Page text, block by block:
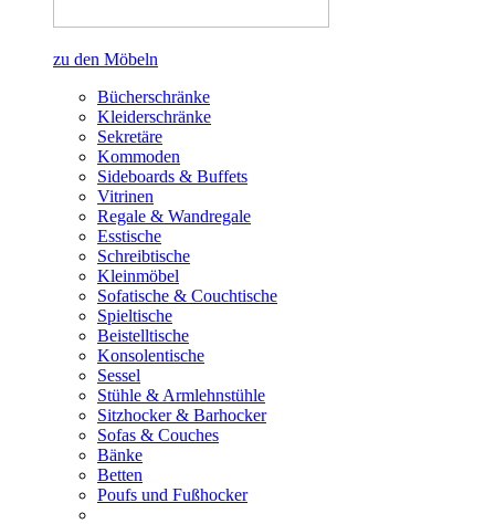
zu den Möbeln
Bücherschränke
Kleiderschränke
Sekretäre
Kommoden
Sideboards & Buffets
Vitrinen
Regale & Wandregale
Esstische
Schreibtische
Kleinmöbel
Sofatische & Couchtische
Spieltische
Beistelltische
Konsolentische
Sessel
Stühle & Armlehnstühle
Sitzhocker & Barhocker
Sofas & Couches
Bänke
Betten
Poufs und Fußhocker